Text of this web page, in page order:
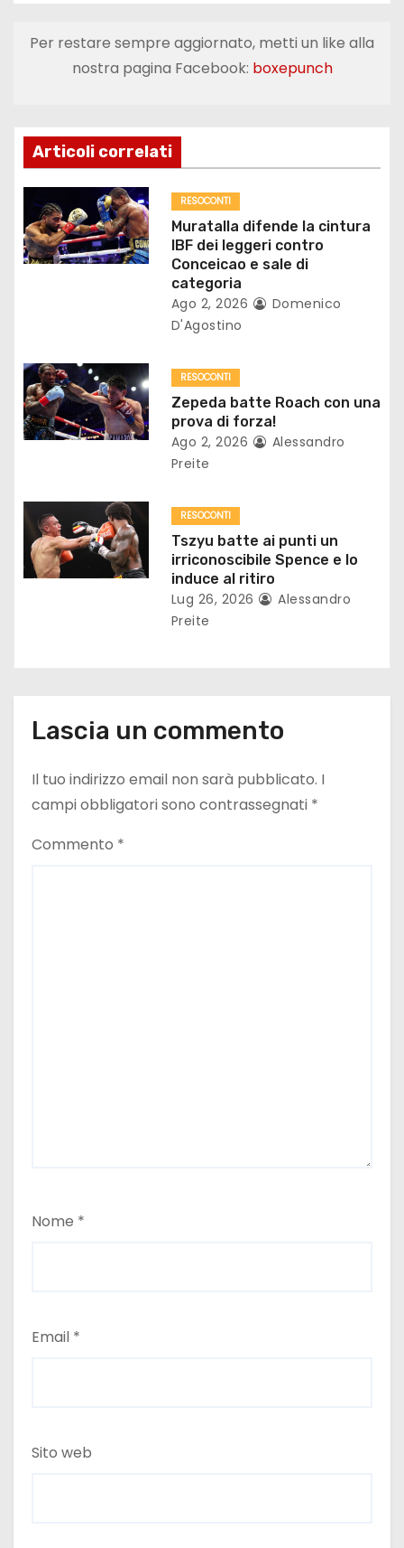
g
z
i
o
n
r
t
i
o
l
i
Per restare sempre aggiornato, metti un like alla
nostra pagina Facebook: boxepunch
Articoli correlati
RESOCONTI
Muratalla difende la cintura
IBF dei leggeri contro
Conceicao e sale di
categoria
Ago 2, 2026
Domenico
D'Agostino
RESOCONTI
Zepeda batte Roach con una
prova di forza!
Ago 2, 2026
Alessandro
Preite
RESOCONTI
Tszyu batte ai punti un
irriconoscibile Spence e lo
induce al ritiro
Lug 26, 2026
Alessandro
Preite
Lascia un commento
Il tuo indirizzo email non sarà pubblicato. I
campi obbligatori sono contrassegnati *
Commento *
Nome *
Email *
Sito web